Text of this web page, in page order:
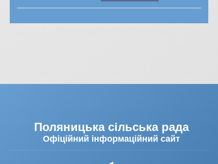
Поляницька сільська рада
Офіційний інформаційний сайт